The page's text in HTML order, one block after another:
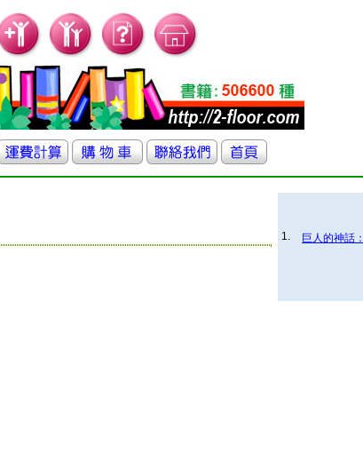
1. 巨人的神話